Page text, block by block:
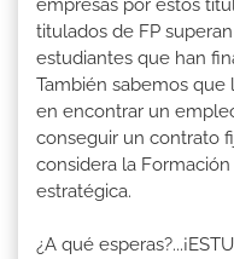
empresas por estos
titulados de FP
estudiantes que han
También sabemos que
en encontrar un
conseguir un contrato
considera la
estratégica.
¿A qué